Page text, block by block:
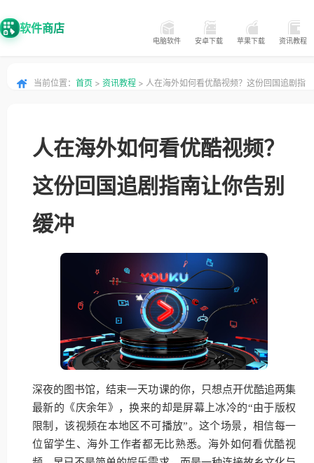
软件商店
电脑软件 安卓下载 苹果下载 资讯教程
当前位置： 首页 > 资讯教程 > 人在海外如何看优酷视频？这份回国追剧指
人在海外如何看优酷视频？
这份回国追剧指南让你告别
缓冲
深夜的图书馆，结束一天功课的你，只想点开优酷追两集
最新的《庆余年》，换来的却是屏幕上冰冷的“由于版权
限制，该视频在本地区不可播放”。这个场景，相信每一
位留学生、海外工作者都无比熟悉。海外如何看优酷视